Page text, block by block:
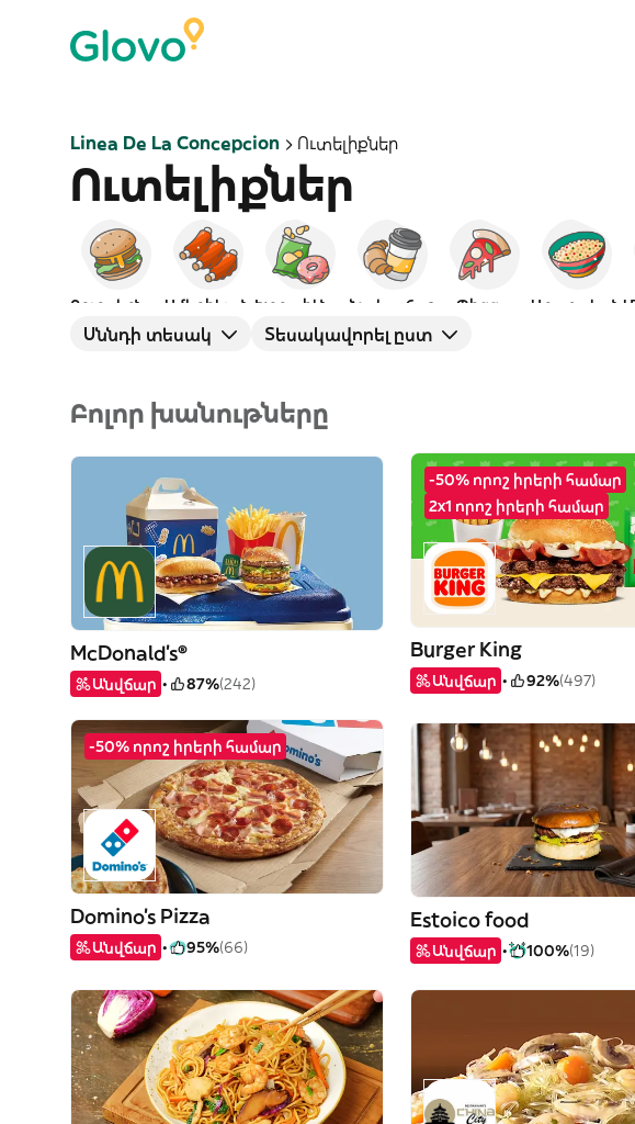
Linea De La Concepcion Ուտելիքներ
Ուտելիքներ
Ամերիկյան Նախաճաշ Պիցցա Արաբական
Սննդի տեսակ Տեսակավորել ըստ
Բոլոր խանութները
McDonald's®
Անվճար 87%(242)
-50% որոշ իրերի համար
2x1 որոշ իրերի համար
Burger King
Անվճար 92%(497)
-50% որոշ իրերի համար
Domino's Pizza
Անվճար 95%(66)
Estoico food
Անվճար 100%(19)